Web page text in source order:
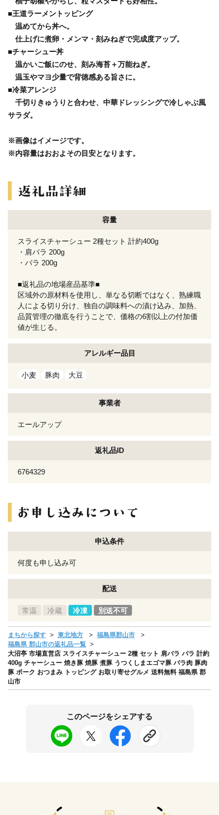
■王道ラーメントッピング
温めてから丼へ。
仕上げに煮卵・メンマ・刻みねぎで完成度アップ。
■チャーシュー丼
温かいご飯にのせ、刻み海苔＋万能ねぎ。
温玉やマヨ少量で背徳感ある旨さに。
■冷菜アレンジ
千切りきゅうりと合わせ、中華ドレッシングで冷しゃぶ風
サラダ。
※画像はイメージです。
※内容量はおおよその目安となります。
容量
スライスチャーシュー 2種セット 計約400g
・肩バラ 200g
・バラ 200g
■返礼品の地場産品基準■
区域外の原材料を使用し、単なる切断ではなく、熟練職
人による切り分け、独自の調味料への漬け込み、加熱、
品質管理の徹底を行うことで、価格の6割以上の付加価
値が生じる。
アレルギー品目
小麦 豚肉 大豆
事業者
エールアップ
返礼品ID
6764329
申込条件
何度も申し込み可
配送
常温 冷蔵 冷凍 別送不可
まちから探す 東北地方
福島県郡山市
福島県 郡山市の返礼品一覧
大沼亭 市場直営店 スライスチャーシュー 2種 セット 肩バラ バラ 計約
400g チャーシュー 焼き豚 焼豚 煮豚 うつくしまエゴマ豚 バラ肉 豚肉
豚 ポーク おつまみ トッピング お取り寄せグルメ 送料無料 福島県 郡
山市
このページをシェアする